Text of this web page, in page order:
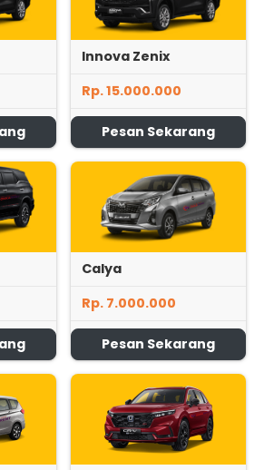
Innova Zenix
Rp. 15.000.000
Pesan Sekarang
Calya
Rp. 7.000.000
Pesan Sekarang